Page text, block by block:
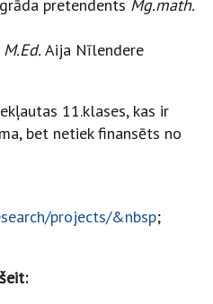
pretendents Mg.math.
M.Ed.Aija Nīlendere
11.klases, kas ir
bet netiek finansēts no
projects/&nbsp;